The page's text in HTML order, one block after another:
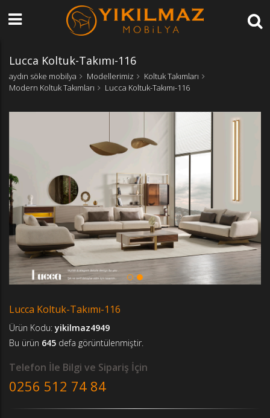
Lucca Koltuk-Takımı-116
aydın söke mobilya Modellerimiz
Koltuk Takımları
Modern Koltuk Takımları
Lucca Koltuk-Takımı-116
Lucca Koltuk-Takımı-116
Ürün Kodu:yikilmaz4949
Bu ürün 645 defa görüntülenmiştir.
Telefon İle Bilgi ve Sipariş İçin
0256 512 74 84